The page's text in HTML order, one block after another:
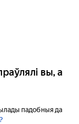
вы, а
падобныя да